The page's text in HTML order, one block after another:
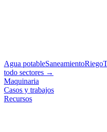
Agua potableSaneamientoRiego
todo sectores →
Maquinaria
Casos y trabajos
Recursos